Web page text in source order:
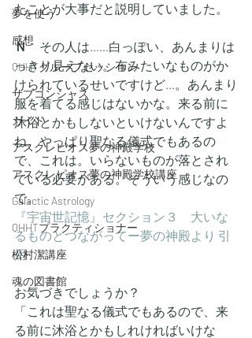
夢を使う
感想
QHHTグループセッション
サブコンシャス
ガイド
アスクレピオス夢の神殿学校
アスクレピオス夢の神殿学校講座
Galactic Astrology
QHHTプラクティショナー
松村潔講座
魂の図書館
たことが大事だと説明していました。
Ｎ その人は……白っぽい、あんまりは
っきり見えない。布みたいなものがか
けられているせいですけど…。あんまり
服を着てる感じはないかな。来る前に
沐浴とかもしないといけないんですよ
ね。やっぱり聖なる儀式でもあるの
で、これは。いらないものが落とされ
ている必要がある。そういう感じなの
で。
『宇宙世記憶』セクション３　大いな
るものとつながってー夢の神殿より 引
用
お気づきでしょうか？
「これは聖なる儀式でもあるので、来
る前に沐浴とかもしれければいけな